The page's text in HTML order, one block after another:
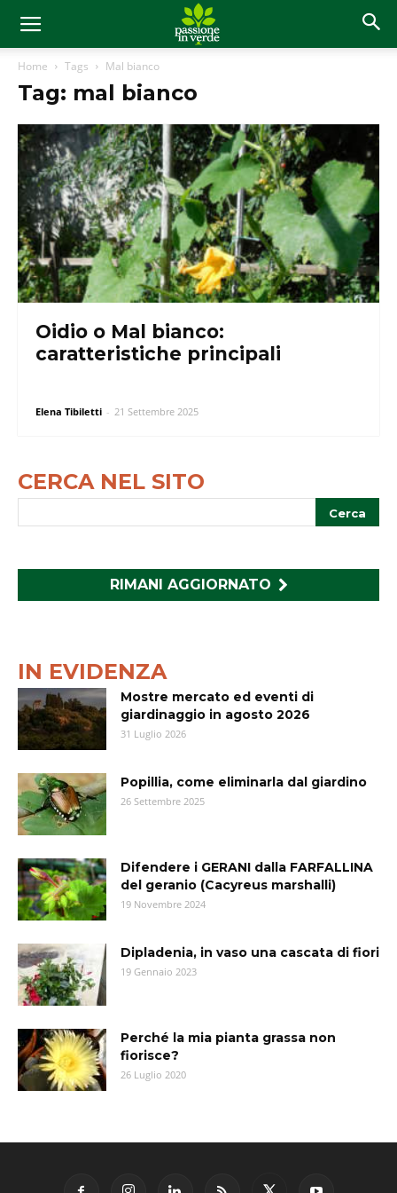
Home Tags Mal bianco
Tag: mal bianco
Oidio o Mal bianco:
caratteristiche principali
Elena Tibiletti - 21 Settembre 2025
CERCA NEL SITO
RIMANI AGGIORNATO
IN EVIDENZA
Mostre mercato ed eventi di
giardinaggio in agosto 2026
31 Luglio 2026
Popillia, come eliminarla dal giardino
26 Settembre 2025
Difendere i GERANI dalla FARFALLINA
del geranio (Cacyreus marshalli)
19 Novembre 2024
Dipladenia, in vaso una cascata di fiori
19 Gennaio 2023
Perché la mia pianta grassa non
fiorisce?
26 Luglio 2020